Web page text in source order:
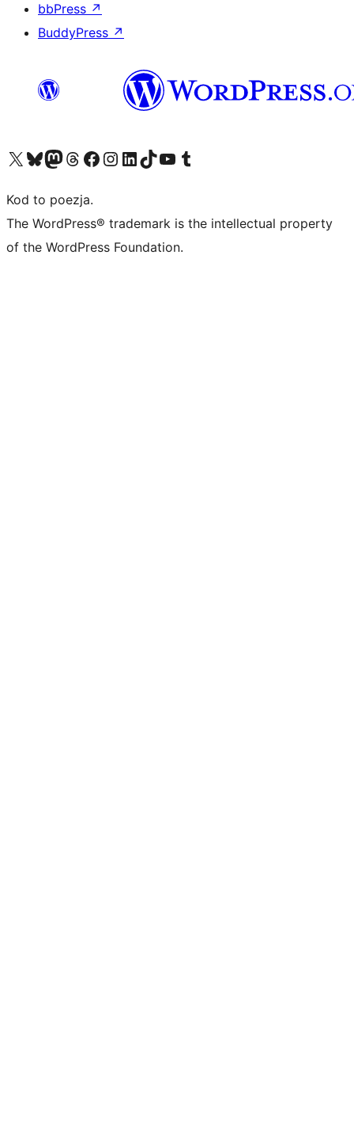
bbPress ↗
BuddyPress ↗
Odwiedź nasze konto X (dawniej Twitter)
Odwiedź nasze konto Bluesky
Odwiedź nasze konto na Mastodoncie
Odwiedź naszego Threadsa
Odwiedź naszego Facebooka
Odwiedź nasze konto na Instagramie
Odwiedź nasze konto na LinkedIn
Odwiedź naszego TikToka
Odwiedź nasz kanał YouTube
Odwiedź naszego Tumblra
Kod to poezja.
The WordPress® trademark is the intellectual property
of the WordPress Foundation.